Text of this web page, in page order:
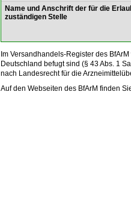
Name und Anschrift der für die
zuständigen Stelle
Im Versandhandels-Register des
Deutschland befugt sind (§ 43 Abs. 1
nach Landesrecht für die
Auf den Webseiten des BfArM finden